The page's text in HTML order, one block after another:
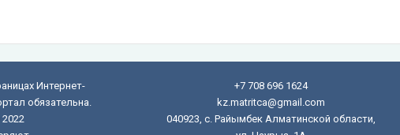
Интернет-
обязательна.
+7 708 696 1624
kz.matritca@gmail.com
040923, с. Райымбек Алматинской области,